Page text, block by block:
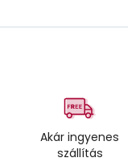
Akár ingyenes
szállítás